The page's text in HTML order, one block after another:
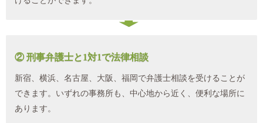
② 刑事弁護士と1対1で法律相談
新宿、横浜、名古屋、大阪、福岡で弁護士相談を受けることが
できます。いずれの事務所も、中心地から近く、便利な場所に
あります。